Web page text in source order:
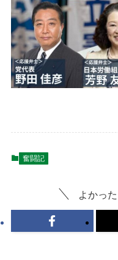
奮闘記
よかっ